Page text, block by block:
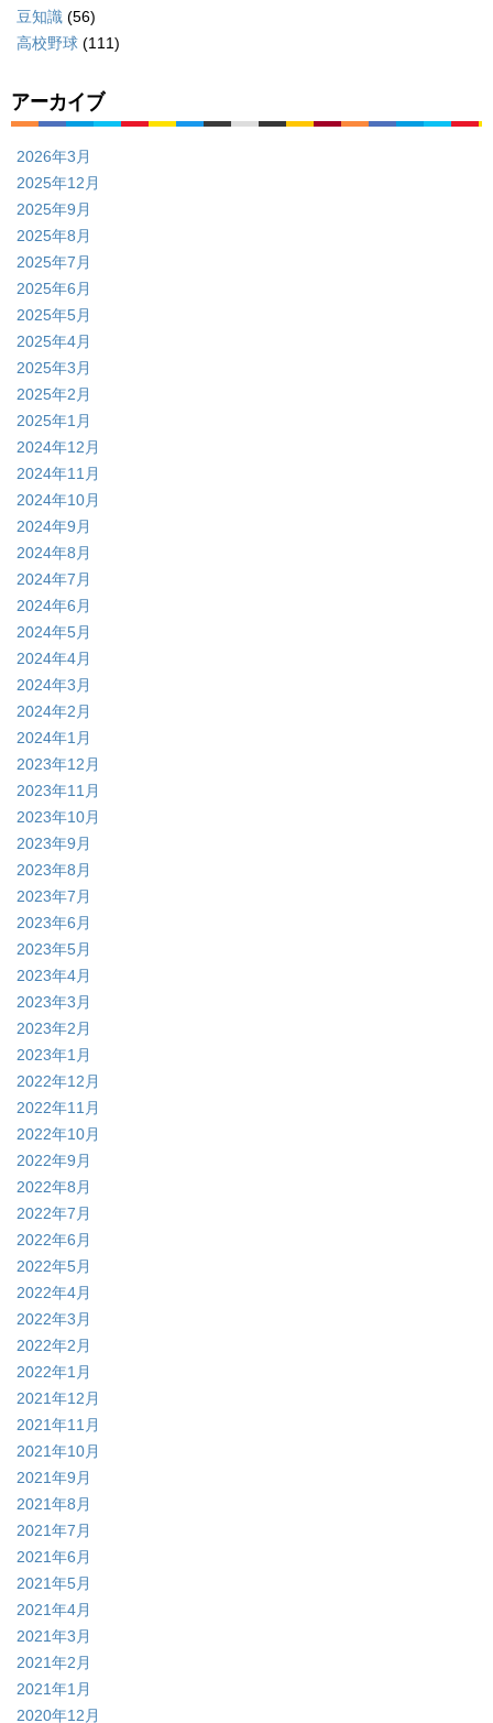
豆知識 (56)
高校野球 (111)
アーカイブ
2026年3月
2025年12月
2025年9月
2025年8月
2025年7月
2025年6月
2025年5月
2025年4月
2025年3月
2025年2月
2025年1月
2024年12月
2024年11月
2024年10月
2024年9月
2024年8月
2024年7月
2024年6月
2024年5月
2024年4月
2024年3月
2024年2月
2024年1月
2023年12月
2023年11月
2023年10月
2023年9月
2023年8月
2023年7月
2023年6月
2023年5月
2023年4月
2023年3月
2023年2月
2023年1月
2022年12月
2022年11月
2022年10月
2022年9月
2022年8月
2022年7月
2022年6月
2022年5月
2022年4月
2022年3月
2022年2月
2022年1月
2021年12月
2021年11月
2021年10月
2021年9月
2021年8月
2021年7月
2021年6月
2021年5月
2021年4月
2021年3月
2021年2月
2021年1月
2020年12月